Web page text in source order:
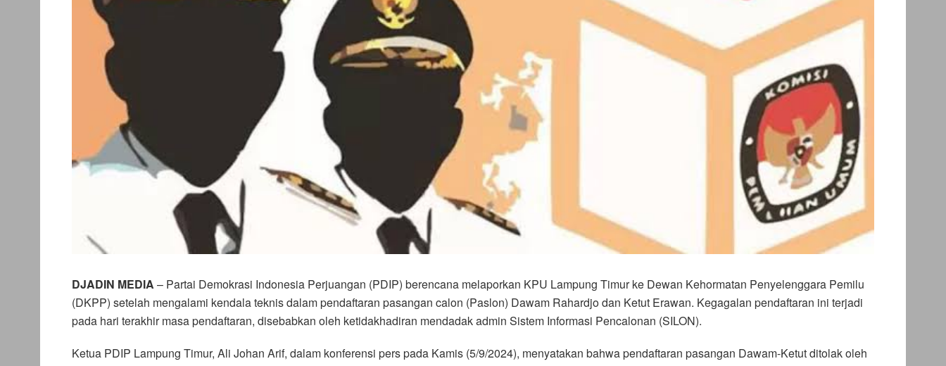
DJADIN MEDIA – Partai Demokrasi Indonesia Perjuangan (PDIP) berencana melaporkan KPU Lampung Timur ke Dewan Kehormatan Penyelenggara Pemilu
(DKPP) setelah mengalami kendala teknis dalam pendaftaran pasangan calon (Paslon) Dawam Rahardjo dan Ketut Erawan. Kegagalan pendaftaran ini terjadi
pada hari terakhir masa pendaftaran, disebabkan oleh ketidakhadiran mendadak admin Sistem Informasi Pencalonan (SILON).
Ketua PDIP Lampung Timur, Ali Johan Arif, dalam konferensi pers pada Kamis (5/9/2024), menyatakan bahwa pendaftaran pasangan Dawam-Ketut ditolak oleh